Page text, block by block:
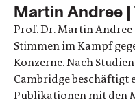
Martin Andree
Prof. Dr. Martin
Stimmen im Kampf
Konzerne. Nach
Cambridge beschäftigt
Publikationen mit den